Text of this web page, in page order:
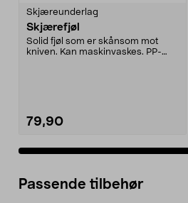
Skjæreunderlag
Skjærefjøl
Solid fjøl som er skånsom mot
kniven. Kan maskinvaskes. PP-
79,90
Passende tilbehør